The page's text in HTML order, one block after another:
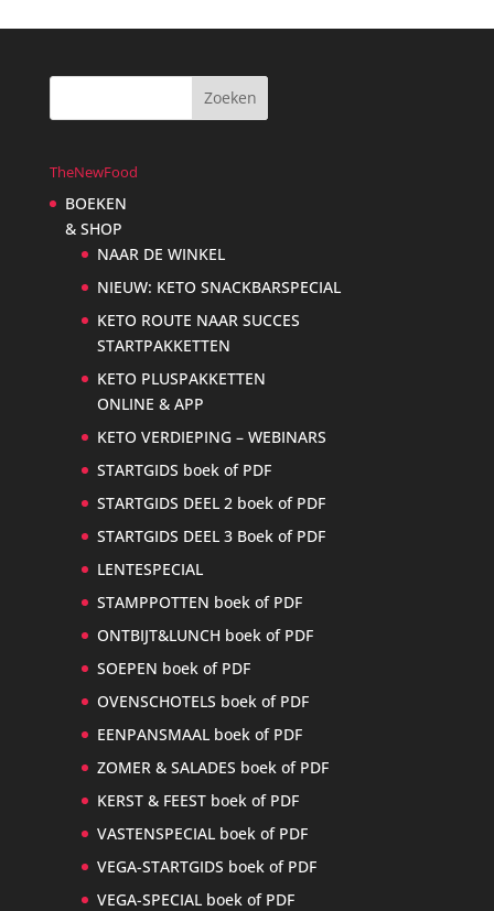
TheNewFood
BOEKEN
& SHOP
NAAR DE WINKEL
NIEUW: KETO SNACKBARSPECIAL
KETO ROUTE NAAR SUCCES
STARTPAKKETTEN
KETO PLUSPAKKETTEN
ONLINE & APP
KETO VERDIEPING – WEBINARS
STARTGIDS boek of PDF
STARTGIDS DEEL 2 boek of PDF
STARTGIDS DEEL 3 Boek of PDF
LENTESPECIAL
STAMPPOTTEN boek of PDF
ONTBIJT&LUNCH boek of PDF
SOEPEN boek of PDF
OVENSCHOTELS boek of PDF
EENPANSMAAL boek of PDF
ZOMER & SALADES boek of PDF
KERST & FEEST boek of PDF
VASTENSPECIAL boek of PDF
VEGA-STARTGIDS boek of PDF
VEGA-SPECIAL boek of PDF